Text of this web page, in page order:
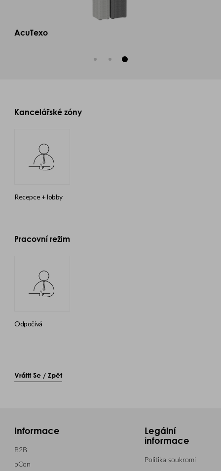
AcuTexo
Kancelářské zóny
recepce + lobby
Pracovní režim
odpočívá
Vrátit Se / Zpět
Informace
B2B
pCon
Legální
informace
Politika soukromi